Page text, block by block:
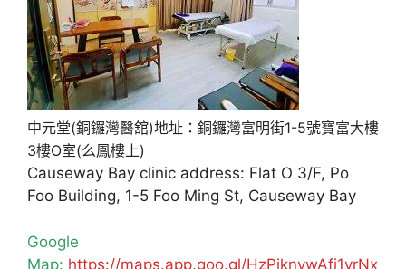
中元堂(銅鑼灣醫舘)地址：銅鑼灣富明街1-5號寶富大樓
3樓O室(么鳳樓上)
Causeway Bay clinic address: Flat O 3/F, Po
Foo Building, 1-5 Foo Ming St, Causeway Bay
Google
Map: https://maps.app.goo.gl/HzPiknywAfj1yrNx